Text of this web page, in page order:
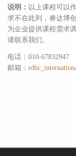
说明： 以上课程可以
求不在此列，睿达博
为企业提供课程需求
请联系我们。
电话：010-67832947
邮箱：